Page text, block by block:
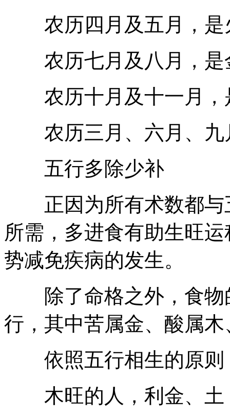
农历四月及五月，是
农历七月及八月，是
农历十月及十一月，
农历三月、六月、九
五行多除少补
正因为所有术数都与
所需，多进食有助生旺
势减免疾病的发生。
除了命格之外，食物
行，其中苦属金、酸属
依照五行相生的原则
木旺的人，利金、土